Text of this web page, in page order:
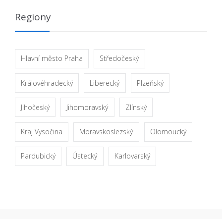
Regiony
Hlavní město Praha Středočeský
Královéhradecký Liberecký Plzeňský
Jihočeský Jihomoravský Zlínský
Kraj Vysočina Moravskoslezský Olomoucký
Pardubický Ústecký Karlovarský